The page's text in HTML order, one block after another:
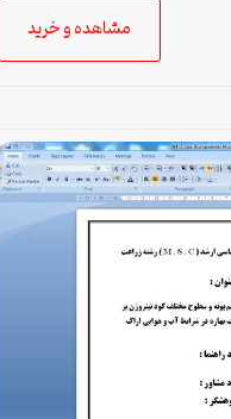
مشاهده و خرید